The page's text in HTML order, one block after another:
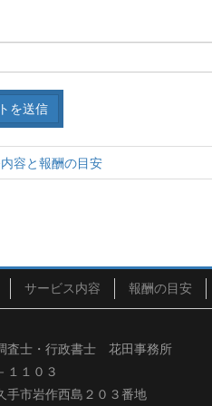
容と報酬の目安
サービス内容 報酬の目安
査士・行政書士 花田事務所
１１０３
手市岩作西島２０３番地